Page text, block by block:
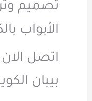
تصميم
الأبواب
اتصل
بيبان